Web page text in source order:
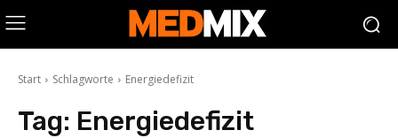
Start Schlagworte Energiedefizit
Tag: Energiedefizit